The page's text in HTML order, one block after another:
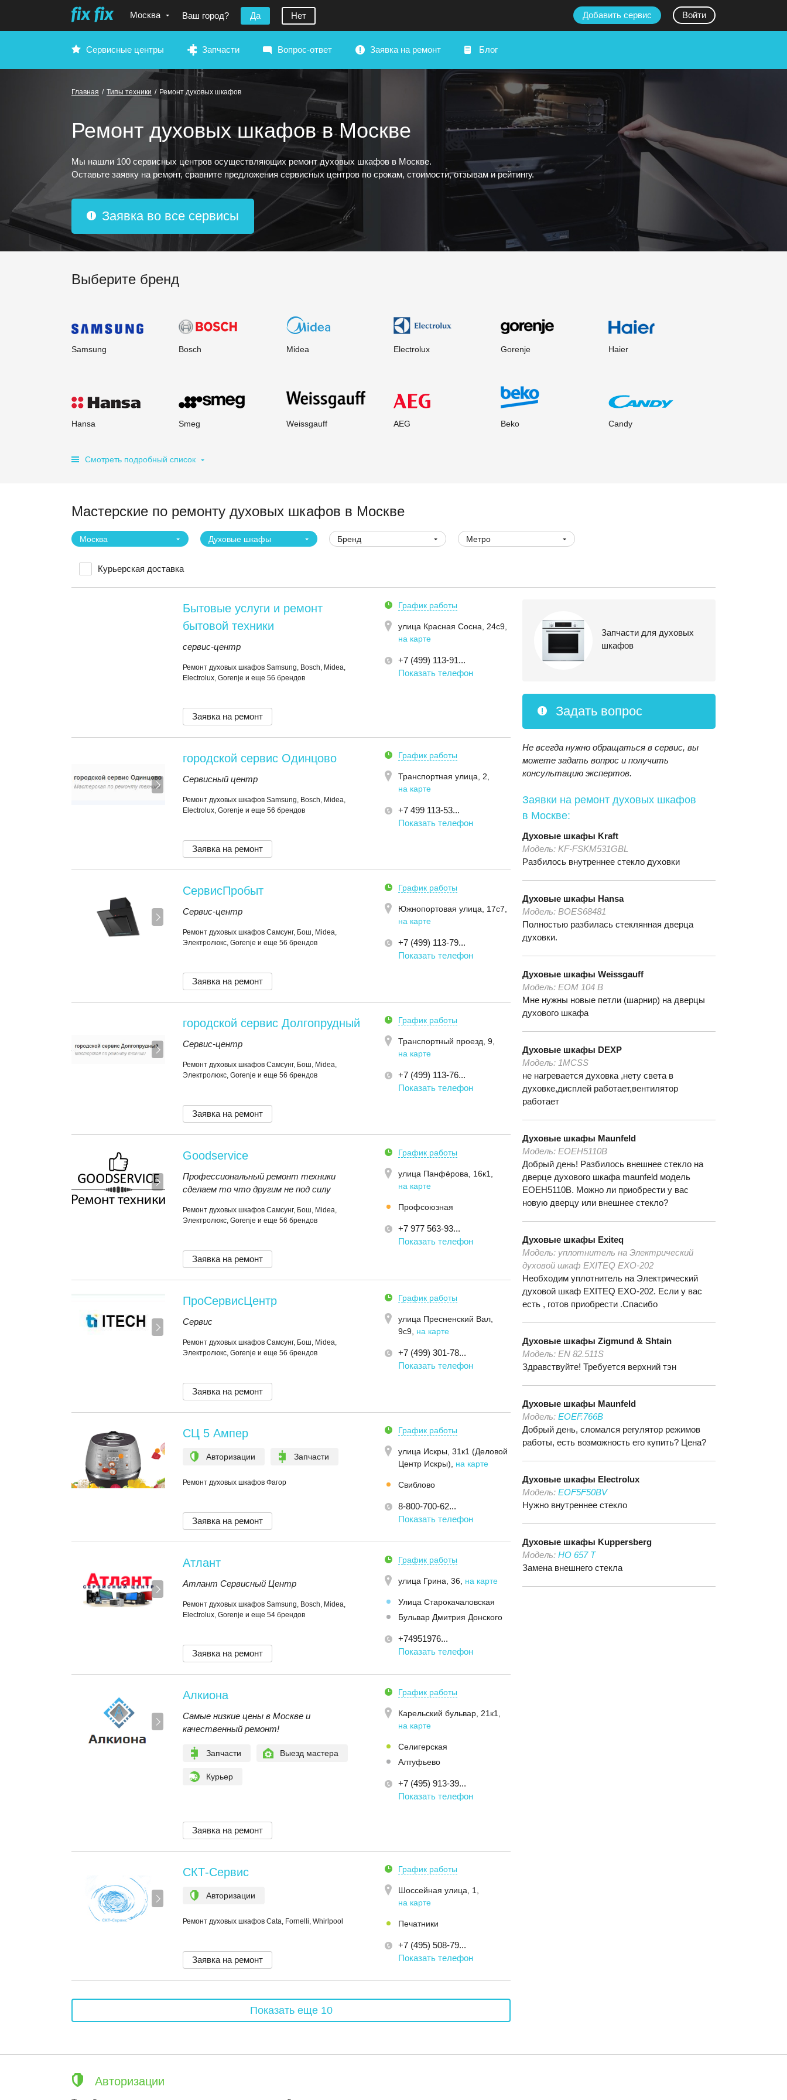
Москва Ваш город? Да Нет Добавить сервис Войти
Сервисные центры Запчасти Вопрос-ответ Заявка на ремонт Блог
Главная / Типы техники / Ремонт духовых шкафов
Ремонт духовых шкафов в Москве
Мы нашли 100 сервисных центров осуществляющих ремонт духовых шкафов в Москве.
Оставьте заявку на ремонт, сравните предложения сервисных центров по срокам, стоимости, отзывам и рейтингу.
Заявка во все сервисы
Выберите бренд
Samsung Bosch Midea Electrolux Gorenje Haier
Hansa Smeg Weissgauff AEG Beko Candy
Смотреть подробный список
Мастерские по ремонту духовых шкафов в Москве
Москва Духовые шкафы Бренд Метро
Курьерская доставка
Бытовые услуги и ремонт
бытовой техники
сервис-центр
Ремонт духовых шкафов Samsung, Bosch, Midea,
Electrolux, Gorenje и еще 56 брендов
График работы
улица Красная Сосна, 24с9
на карте
+7 (499) 113-91...
Показать телефон
Заявка на ремонт
городской сервис Одинцово
Сервисный центр
Ремонт духовых шкафов Samsung, Bosch, Midea,
Electrolux, Gorenje и еще 56 брендов
График работы
Транспортная улица, 2
на карте
+7 499 113-53...
Показать телефон
Заявка на ремонт
СервисПробыт
Сервис-центр
Ремонт духовых шкафов Самсунг, Бош, Midea,
Электролюкс, Gorenje и еще 56 брендов
График работы
Южнопортовая улица, 17с7
на карте
+7 (499) 113-79...
Показать телефон
Заявка на ремонт
городской сервис Долгопрудный
Сервис-центр
Ремонт духовых шкафов Самсунг, Бош, Midea,
Электролюкс, Gorenje и еще 56 брендов
График работы
Транспортный проезд, 9
на карте
+7 (499) 113-76...
Показать телефон
Заявка на ремонт
Goodservice
Профессиональный ремонт техники
сделаем то что другим не под силу
Ремонт духовых шкафов Самсунг, Бош, Midea,
Электролюкс, Gorenje и еще 56 брендов
График работы
улица Панфёрова, 16к1
на карте
Профсоюзная
+7 977 563-93...
Показать телефон
Заявка на ремонт
ПроСервисЦентр
Сервис
Ремонт духовых шкафов Самсунг, Бош, Midea,
Электролюкс, Gorenje и еще 56 брендов
График работы
улица Пресненский Вал,
9с9 на карте
+7 (499) 301-78...
Показать телефон
Заявка на ремонт
СЦ 5 Ампер
Авторизации Запчасти
Ремонт духовых шкафов Фагор
График работы
улица Искры, 31к1 (Деловой
Центр Искры)
на карте
Свиблово
8-800-700-62...
Показать телефон
Заявка на ремонт
Атлант
Атлант Сервисный Центр
Ремонт духовых шкафов Samsung, Bosch, Midea,
Electrolux, Gorenje и еще 54 брендов
График работы
улица Грина, 36 на карте
Улица Старокачаловская
Бульвар Дмитрия Донского
+74951976...
Показать телефон
Заявка на ремонт
Алкиона
Самые низкие цены в Москве и
качественный ремонт!
Запчасти Выезд мастера
Курьер
График работы
Карельский бульвар, 21к1
на карте
Селигерская
Алтуфьево
+7 (495) 913-39...
Показать телефон
Заявка на ремонт
СКТ-Сервис
Авторизации
Ремонт духовых шкафов Cata, Fornelli, Whirlpool
График работы
Шоссейная улица, 1
на карте
Печатники
+7 (495) 508-79...
Показать телефон
Заявка на ремонт
Показать еще 10
Запчасти для духовых
шкафов
Задать вопрос
Не всегда нужно обращаться в сервис, вы
можете задать вопрос и получить
консультацию экспертов.
Заявки на ремонт духовых шкафов
в Москве:
Духовые шкафы Kraft
Модель: KF-FSKM531GBL
Разбилось внутреннее стекло духовки
Духовые шкафы Hansa
Модель: BOES68481
Полностью разбилась стеклянная дверца
духовки.
Духовые шкафы Weissgauff
Модель: ЕОМ 104 В
Мне нужны новые петли (шарнир) на дверцы
духового шкафа
Духовые шкафы DEXP
Модель: 1MCSS
не нагревается духовка ,нету света в
духовке,дисплей работает,вентилятор
работает
Духовые шкафы Maunfeld
Модель: EOEH5110B
Добрый день! Разбилось внешнее стекло на
дверце духового шкафа maunfeld модель
EOEH5110B. Можно ли приобрести у вас
новую дверцу или внешнее стекло?
Духовые шкафы Exiteq
Модель: уплотнитель на Электрический
духовой шкаф EXITEQ EXO-202
Необходим уплотнитель на Электрический
духовой шкаф EXITEQ EXO-202. Если у вас
есть , готов приобрести .Спасибо
Духовые шкафы Zigmund & Shtain
Модель: EN 82.511S
Здравствуйте! Требуется верхний тэн
Духовые шкафы Maunfeld
Модель: EOEF.766B
Добрый день, сломался регулятор режимов
работы, есть возможность его купить? Цена?
Духовые шкафы Electrolux
Модель: EOF5F50BV
Нужно внутреннее стекло
Духовые шкафы Kuppersberg
Модель: HO 657 T
Замена внешнего стекла
Авторизации